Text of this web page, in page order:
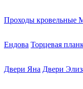
Проходы кровельные
Ендова Торцевая
Двери Яна Двери